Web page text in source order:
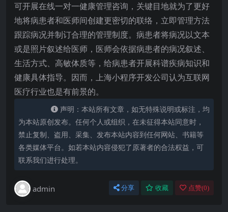
可开展在线一对一健康管理咨询，关键目地就为了更好
地将病患者和医师间创建更密切的联络，立即管理方法
跟踪病况并制订合理的管理制度。病患者将病况以文本
或是照片叙述给医师，医师会依据病患者的病况叙述、
生活方式、高敏体质等，给病患者开展科谱疾病知识和
健康具体指导。因而，上海小程序开发公司认为互联网
医疗行业也是有前景的。
声明：本站所有文章，如无特殊说明或标注，均
为本站原创发布。任何个人或组织，在未征得本站同意时，
禁止复制、盗用、采集、发布本站内容到任何网站、书籍等
各类媒体平台。如若本站内容侵犯了原著者的合法权益，可
联系我们进行处理。
admin 分享 收藏 点赞(0)